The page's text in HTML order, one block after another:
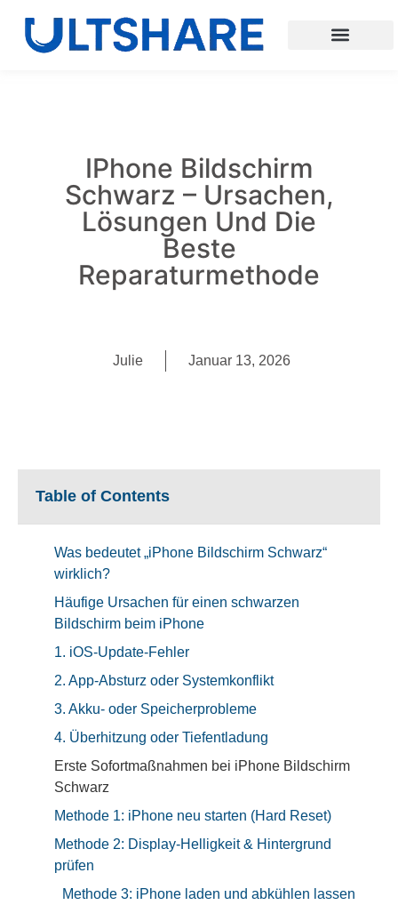
IPhone Bildschirm
Schwarz – Ursachen,
Lösungen Und Die
Beste
Reparaturmethode
Julie Januar 13, 2026
Table of Contents
Was bedeutet „iPhone Bildschirm Schwarz“
wirklich?
Häufige Ursachen für einen schwarzen
Bildschirm beim iPhone
1. iOS-Update-Fehler
2. App-Absturz oder Systemkonflikt
3. Akku- oder Speicherprobleme
4. Überhitzung oder Tiefentladung
Erste Sofortmaßnahmen bei iPhone Bildschirm
Schwarz
Methode 1: iPhone neu starten (Hard Reset)
Methode 2: Display-Helligkeit & Hintergrund
prüfen
Methode 3: iPhone laden und abkühlen lassen